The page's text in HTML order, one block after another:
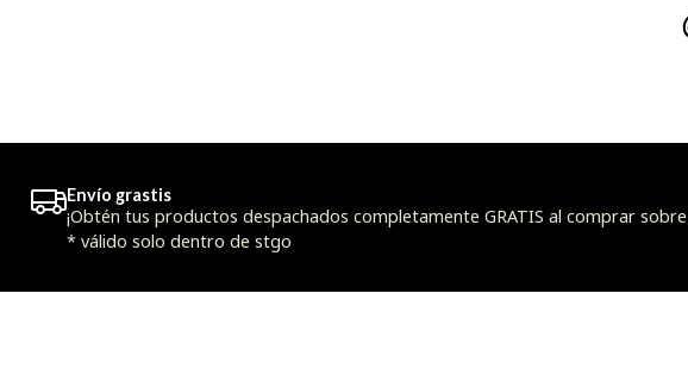
Envío grastis
¡Obtén tus productos despachados completamente GRATIS al comprar
* válido solo dentro de stgo